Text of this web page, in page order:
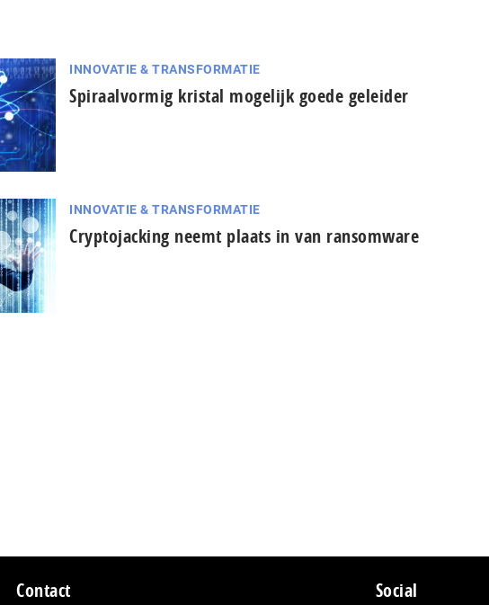
INNOVATIE & TRANSFORMATIE
Spiraalvormig kristal mogelijk goede geleider
INNOVATIE & TRANSFORMATIE
Cryptojacking neemt plaats in van ransomware
Contact Social